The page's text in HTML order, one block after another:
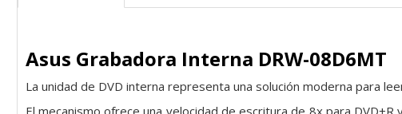
Asus Grabadora Interna DRW-08D6MT
La unidad de DVD interna representa una solución moderna para